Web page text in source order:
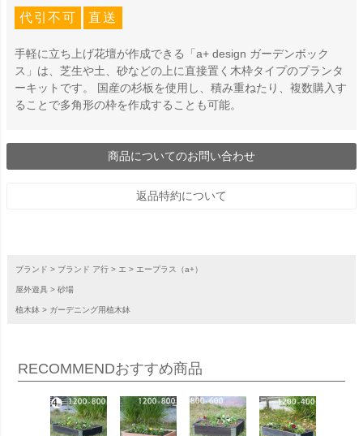
代引不可 直送
手軽に立ち上げ花壇が作成できる「a+ design ガーデンボック
ス」は、芝生や土、砂などの上に直接置く木枠タイプのプランタ
ーキットです。 国産の杉板を使用し、積み重ねたり、複数購入す
ることで多角形の枠を作成することも可能。
商品についてのお問い合わせ
返品特約について
ブランド ブランド ア行 エ エープラス（a+）
屋外遊具 砂場
植木鉢 ガーデニング用植木鉢
RECOMMENDおすすめ商品